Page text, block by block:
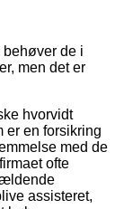
de i
men det er
hvorvidt
er en forsikring
med de
ofte
assisteret,